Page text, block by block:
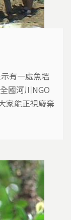
有一處魚塭
國河川NGO
家能正視廢棄
法管道處
遍存在，當
，該受到嚴